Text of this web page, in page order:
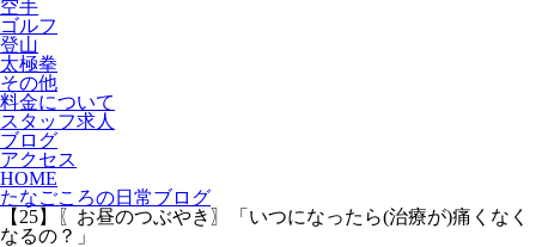
空手
ゴルフ
登山
太極拳
その他
料金について
スタッフ求人
ブログ
アクセス
HOME
たなごころの日常ブログ
【25】〖お昼のつぶやき〗「いつになったら(治療が)痛くなく
なるの？」